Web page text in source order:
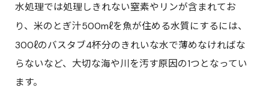
水処理では処理しきれない窒素やリンが含まれてお
り、米のとぎ汁500mℓを魚が住める水質にするには、
300ℓのバスタブ4杯分のきれいな水で薄めなければな
らないなど、大切な海や川を汚す原因の1つとなってい
ます。